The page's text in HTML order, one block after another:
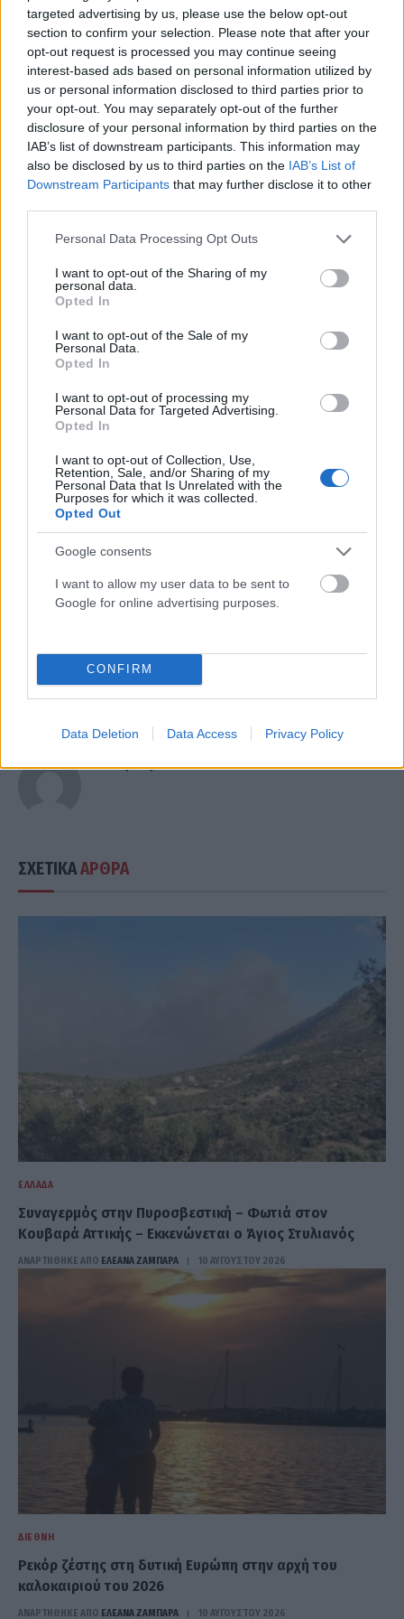
targeted advertising by us, please use the below opt-out
section to confirm your selection. Please note that after your
opt-out request is processed you may continue seeing
interest-based ads based on personal information utilized by
us or personal information disclosed to third parties prior to
your opt-out. You may separately opt-out of the further
disclosure of your personal information by third parties on the
IAB’s list of downstream participants. This information may
also be disclosed by us to third parties on the IAB’s List of
Downstream Participants that may further disclose it to other
Please note that this website/app uses one or more Google
not limited to your visit or usage behaviour. You may click to
grant or deny consent to Google and its third-party tags to
use your data for below specified purposes in below Google
consent section.
Personal Data Processing Opt Outs
I want to opt-out of the Sharing of my
personal data.
Opted In
I want to opt-out of the Sale of my
Personal Data.
Opted In
I want to opt-out of processing my
Personal Data for Targeted Advertising.
Opted In
I want to opt-out of Collection, Use,
Retention, Sale, and/or Sharing of my
Personal Data that Is Unrelated with the
Purposes for which it was collected.
Opted Out
Google consents
I want to allow my user data to be sent to
Google for online advertising purposes.
CONFIRM
Data Deletion Data Access Privacy Policy
12. Η Ισλαμική Δημοκρατία του Ιράν και οι Ηνωμένες Πολιτείες
συμφωνούν ότι θα συσταθεί μηχανισμός εφαρμογής για την
επίβλεψη της επιτυχούς εφαρμογής και της μελλοντικής
δέσμευσης σε σχέση με την Τελική Συμφωνία.
13. Μετά την υπογραφή του παρόντος Μνημονίου
Συνεργασίας και μετά την παραλαβή διαβεβαιώσεων σχετικά
με την έναρξη εφαρμογής των Άρθρων 4, 5, 10 και 11 του
Ιράν και οι Ηνωμένες Πολιτείες θα ξεκινήσουν
διαπραγματεύσεις για μια Τελική Συμφωνία αποκλειστικά
όσον αφορά τα υπόλοιπα Άρθρα.
14. Η τελική συμφωνία θα εγκριθεί μέσω δεσμευτικής
απόφασης του Συμβουλίου Ασφαλείας του ΟΗΕ.
Ιράν
συμφωνία
FacebookTwitter Pinterest LinkedInTumblr Email
ΠΡΟΗΓΟΎΜΕΝΟ ΆΡΘΡΟ
έσκασε και τρελαίνει το
Άλκηστη Γατοπούλου
ΣΧΕΤΙΚΑΑΡΘΡΑ
ΕΛΛΆΔΑ
Συναγερμός στην Πυροσβεστική – Φωτιά στον
Κουβαρά Αττικής – Εκκενώνεται ο Άγιος Στυλιανός
ΑΝΑΡΤΗΘΗΚΕ ΑΠΟ ΕΛΕΑΝΑ ΖΑΜΠΑΡΑ 10 ΑΥΓΟΎΣΤΟΥ 2026
ΔΙΕΘΝΉ
Ρεκόρ ζέστης στη δυτική Ευρώπη στην αρχή του
καλοκαιριού του 2026
ΑΝΑΡΤΗΘΗΚΕ ΑΠΟ ΕΛΕΑΝΑ ΖΑΜΠΑΡΑ 10 ΑΥΓΟΎΣΤΟΥ 2026